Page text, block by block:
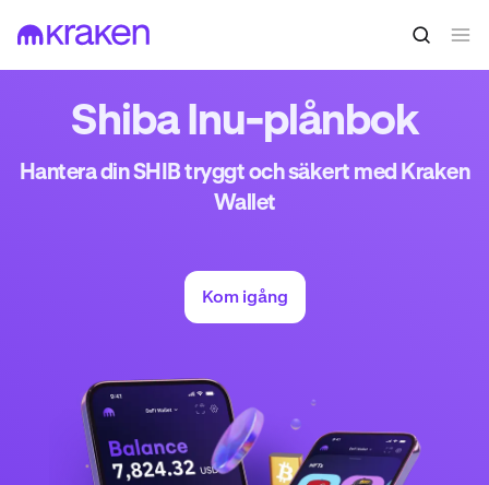
Shiba Inu-plånbok
Hantera din SHIB tryggt och säkert med Kraken
Wallet
Kom igång